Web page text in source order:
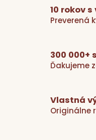
10 rokov
Preverená
300 000+
Ďakujeme
Vlastná
Originálne